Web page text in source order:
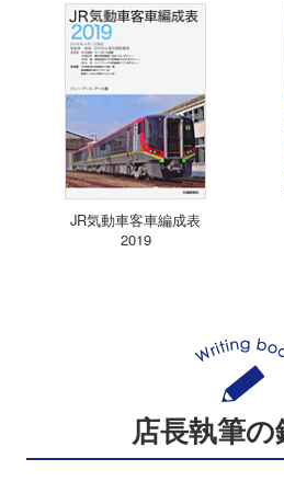
JR気動車客車編成表
2019
店長執筆